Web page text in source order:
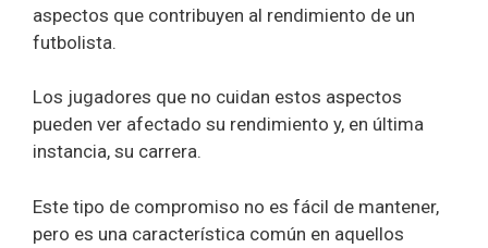
aspectos que contribuyen al rendimiento de un
futbolista.
Los jugadores que no cuidan estos aspectos
pueden ver afectado su rendimiento y, en última
instancia, su carrera.
Este tipo de compromiso no es fácil de mantener,
pero es una característica común en aquellos